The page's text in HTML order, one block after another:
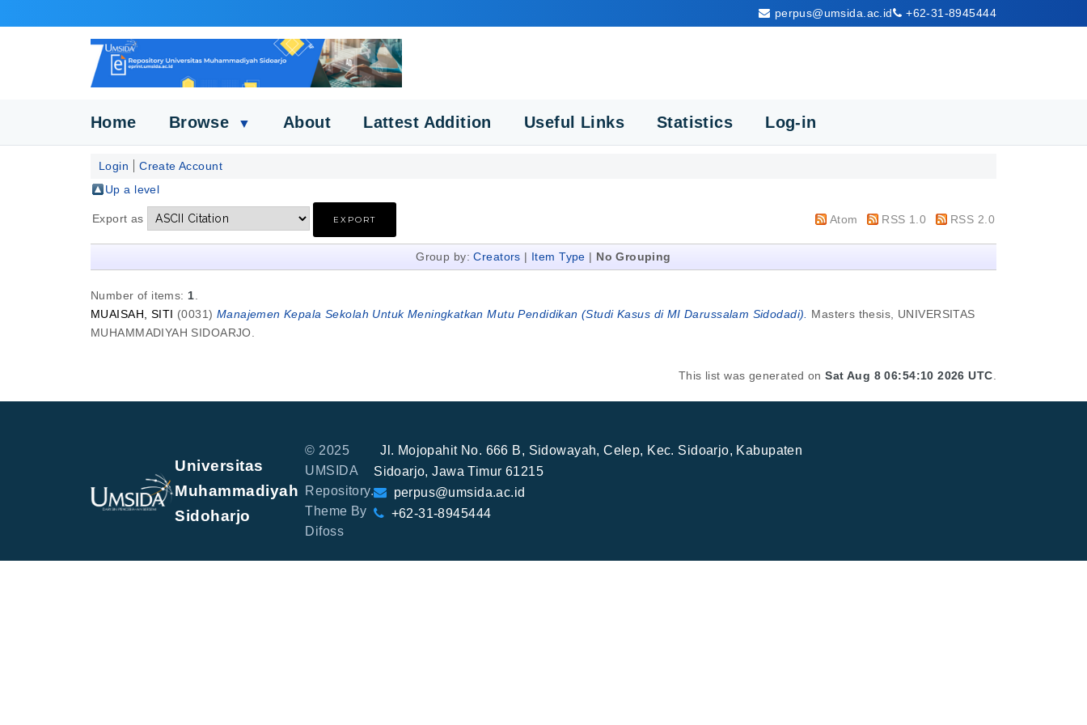
perpus@umsida.ac.id +62-31-8945444
Home Browse ▼ About Lattest Addition Useful Links Statistics Log-in
Login
Create Account
Up a level
Export as Atom RSS 1.0 RSS 2.0
Group by:Creators | Item Type | No Grouping
Number of items: 1
MUAISAH, SITI (0031) Manajemen Kepala Sekolah Untuk Meningkatkan Mutu Pendidikan (Studi Kasus di MI Darussalam Sidodadi).
Masters thesis, UNIVERSITAS
MUHAMMADIYAH SIDOARJO.
This list was generated onSat Aug 8 06:54:10 2026 UTC
Universitas
Muhammadiyah
Sidoharjo
© 2025
UMSIDA
Repository.
Theme By
Difoss
Jl. Mojopahit No. 666 B, Sidowayah, Celep, Kec. Sidoarjo, Kabupaten
Sidoarjo, Jawa Timur 61215
perpus@umsida.ac.id
+62-31-8945444